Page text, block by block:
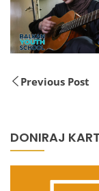
Previous Post
DONIRAJ